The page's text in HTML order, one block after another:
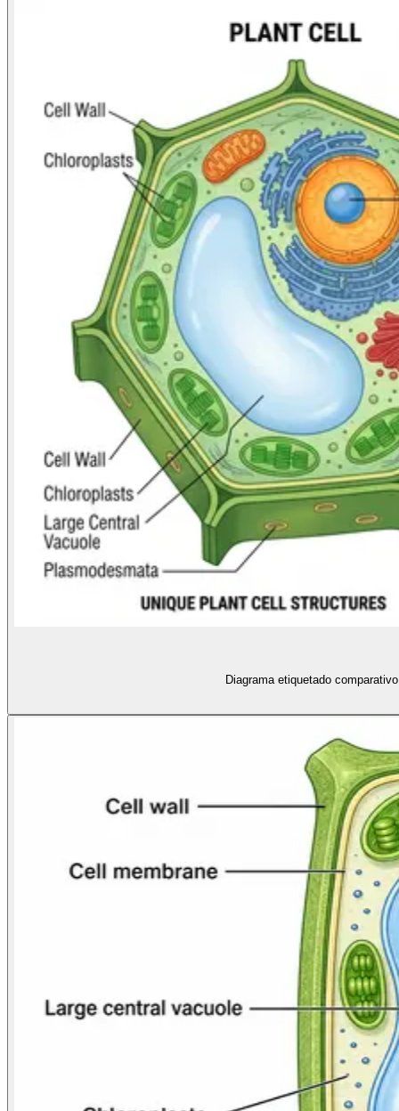
Diagrama etiquetado